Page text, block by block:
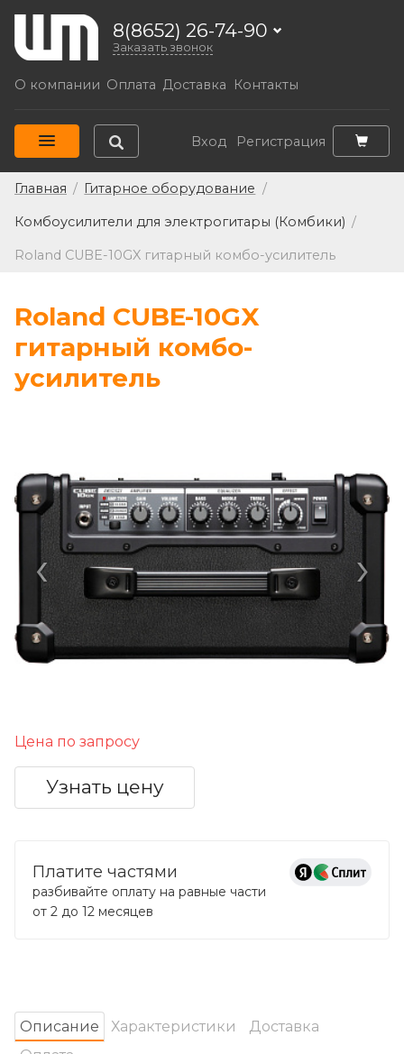
8(8652) 26-74-90
Заказать звонок
О компании Оплата Доставка Контакты
Вход Регистрация
Главная / Гитарное оборудование /
Комбоусилители для электрогитары (Комбики) /
Roland CUBE-10GX гитарный комбо-усилитель
Roland CUBE-10GX
гитарный комбо-
усилитель
‹ ›
Цена по запросу
Узнать цену
Платите частями
разбивайте оплату на равные части
от 2 до 12 месяцев
Oписание Характеристики
Доставка